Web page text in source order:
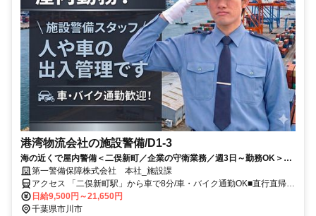
港湾物流会社の施設警備/D1-3
海の近くで屋内警備＜二俣新町／企業の守衛業務／週3日～勤務OK＞冷
暖房完備の休憩室あり★ブランクOK！未経験スタート多数★車・バイク
通勤大歓迎！★当務でしっかり高収入！★日払い可！最短翌日に給料
GETできます♪
第一警備保障株式会社 本社_施設課
アクセス 「二俣新町駅」から車で8分/車・バイク通勤OK■直行直帰も
可！ ＊船橋本社/船橋市習志野台
日給9,500円～21,650円
千葉県市川市